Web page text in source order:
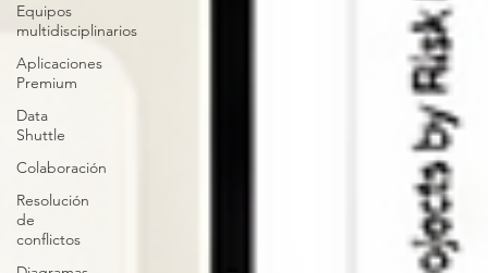
Equipos
multidisciplinarios
Aplicaciones
Premium
Data
Shuttle
Colaboración
Resolución
de
conflictos